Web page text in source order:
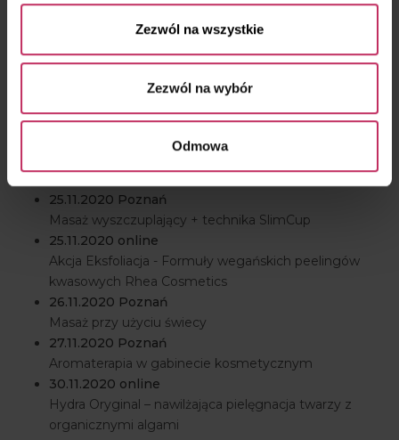
Zezwól na wszystkie
Zezwól na wybór
Odmowa
18.11.2020 online
Rewitalizacja i lifting skóry dzięki wegańskim
23.11.2020 online
Phytomer - marka, która przekształca skarby morza w
25.11.2020 Poznań
Masaż wyszczuplający + technika SlimCup
25.11.2020 online
Akcja Eksfoliacja - Formuły wegańskich peelingów
kwasowych Rhea Cosmetics
26.11.2020 Poznań
Masaż przy użyciu świecy
27.11.2020 Poznań
Aromaterapia w gabinecie kosmetycznym
30.11.2020 online
Hydra Oryginal – nawilżająca pielęgnacja twarzy z
organicznymi algami